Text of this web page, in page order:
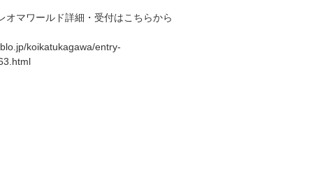
オマワールド詳細・受付はこちらから
koikatukagawa/entry-